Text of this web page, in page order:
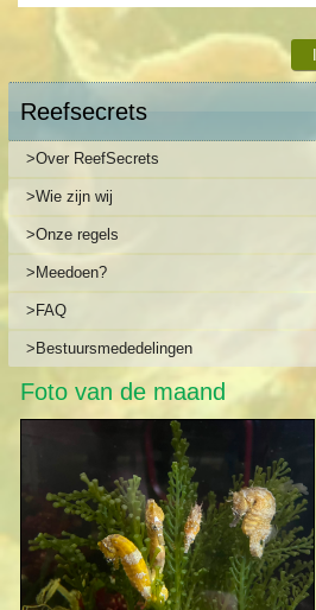
Reefsecrets
>Over ReefSecrets
>Wie zijn wij
>Onze regels
>Meedoen?
>FAQ
>Bestuursmededelingen
Foto van de maand